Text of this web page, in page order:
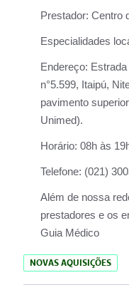
Prestador: Centro
Especialidades
Endereço:
n°5.599, Itaipú,
pavimento
Unimed).
Horário: 08h às
Telefone: (021)
Além de nossa
prestadores e os
Guia Médico
NOVAS AQUISIÇÕES